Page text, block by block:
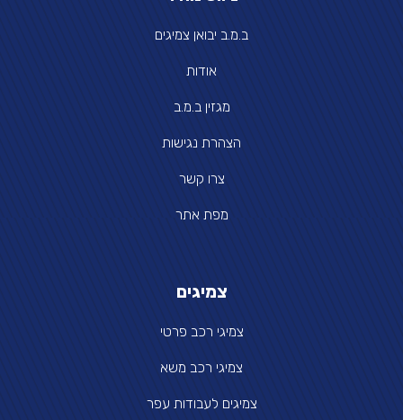
ב.מ.ב יבואן צמיגים
אודות
מגזין ב.מ.ב
הצהרת נגישות
צרו קשר
מפת אתר
צמיגים
צמיגי רכב פרטי
צמיגי רכב משא
צמיגים לעבודות עפר